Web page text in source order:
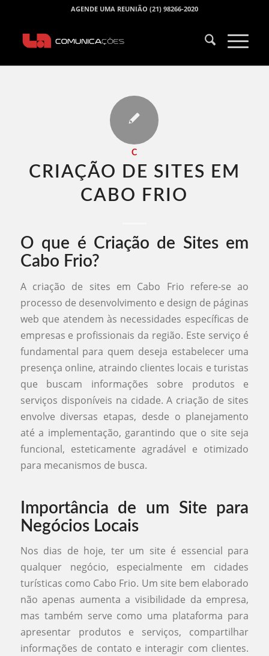
AGENDE UMA REUNIÃO (21) 98266-2020
C
CRIAÇÃO DE SITES EM
CABO FRIO​
O que é Criação de Sites em
Cabo Frio?
A criação de sites em Cabo Frio refere-se ao
processo de desenvolvimento e design de páginas
web que atendem às necessidades específicas de
empresas e profissionais da região. Este serviço é
fundamental para quem deseja estabelecer uma
presença online, atraindo clientes locais e turistas
que buscam informações sobre produtos e
serviços disponíveis na cidade. A criação de sites
envolve diversas etapas, desde o planejamento
até a implementação, garantindo que o site seja
funcional, esteticamente agradável e otimizado
para mecanismos de busca.
Importância de um Site para
Negócios Locais
Nos dias de hoje, ter um site é essencial para
qualquer negócio, especialmente em cidades
turísticas como Cabo Frio. Um site bem elaborado
não apenas aumenta a visibilidade da empresa,
mas também serve como uma plataforma para
apresentar produtos e serviços, compartilhar
informações de contato e interagir com clientes.